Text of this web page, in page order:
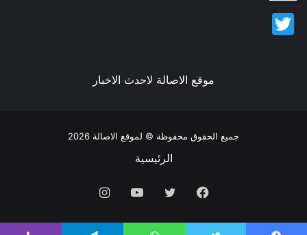
موقع الاصالة لاحدث الاخبار
جميع الحقوق محفوظة © لموقع الاصالة 2026
الرئيسية
فيسبوك تويتر يوتيوب